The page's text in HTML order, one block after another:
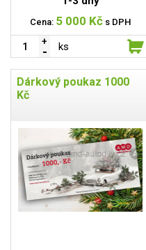
Cena: 5 000 Kč s DPH
ks
Dárkový poukaz 1000
Kč